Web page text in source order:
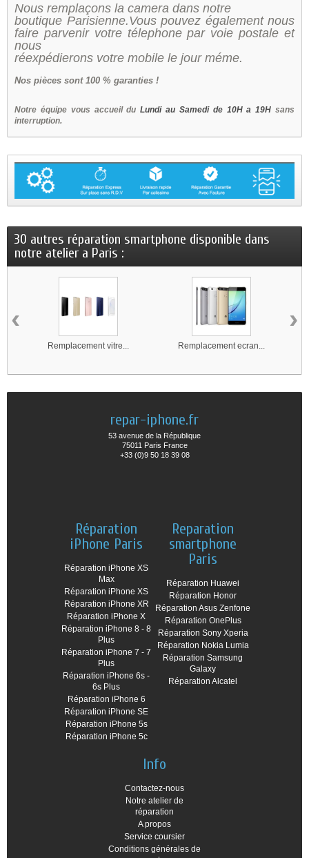
Nous remplaçons la camera dans notre
boutique Parisienne.Vous pouvez également nous
faire parvenir votre télephone par voie postale et
nous
réexpédierons votre mobile le jour méme.
Nos pièces sont 100 % garanties !
Notre équipe vous accueil duLundi au Samedi de 10H a 19H sans
interruption.
30 autres réparation smartphone disponible dans
notre atelier a Paris :
Remplacement vitre... Remplacement ecran...
‹ ›
repar-iphone.fr
53 avenue de la République
75011 Paris France
+33 (0)9 50 18 39 08
Réparation
iPhone Paris
Réparation iPhone XS
Max
Réparation iPhone XS
Réparation iPhone XR
Réparation iPhone X
Réparation iPhone 8 - 8
Plus
Réparation iPhone 7 - 7
Plus
Réparation iPhone 6s -
6s Plus
Réparation iPhone 6
Réparation iPhone SE
Réparation iPhone 5s
Réparation iPhone 5c
Reparation
smartphone
Paris
Réparation Huawei
Réparation Honor
Réparation Asus Zenfone
Réparation OnePlus
Réparation Sony Xperia
Réparation Nokia Lumia
Réparation Samsung
Galaxy
Réparation Alcatel
Info
Contactez-nous
Notre atelier de
réparation
A propos
Service coursier
Conditions générales de